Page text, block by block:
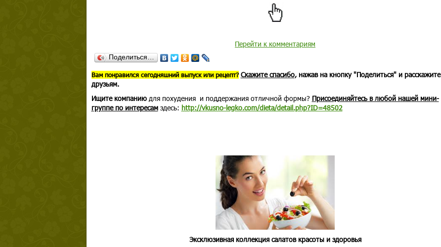
Перейти к комментариям
Поделиться…
Вам понравился сегодняшний выпуск или рецепт? Скажите спасибо, нажав на кнопку "Поделиться" и расскажите
друзьям.
Ищите компаниюдля похудения и поддержания отличной формы? Присоединяйтесь в любой нашей мини-
группе по интересамздесь: http://vkusno-legko.com/dieta/detail.php?ID=48502
Эксклюзивная коллекция салатов красоты и здоровья